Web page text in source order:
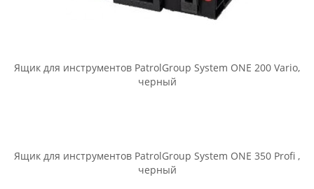
Ящик для инструментов PatrolGroup Qbrick System PRO